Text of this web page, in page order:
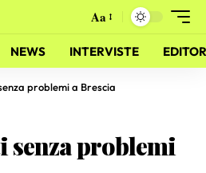
Aa
NEWS INTERVISTE
problemi a Brescia
senza problemi